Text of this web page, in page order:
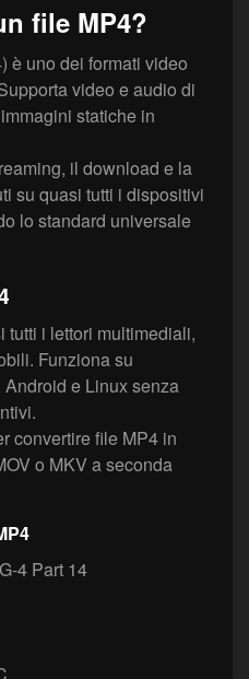
file MP4?
è uno dei formati video
video e audio di
statiche in
il download e la
su quasi tutti i dispositivi
lo standard universale
tutti i lettori multimediali,
Funziona su
e Linux senza
convertire file MP4 in
o MKV a seconda
4 Part 14